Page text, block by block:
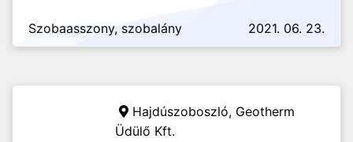
Szobaasszony, szobalány 2021. 06. 23.
Hajdúszoboszló, Geotherm
Üdülő Kft.